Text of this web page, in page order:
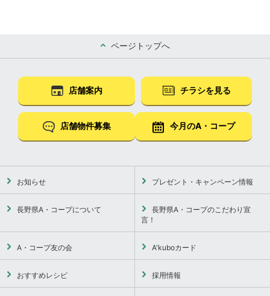
ページトップへ
店舗案内 チラシを見る
店舗物件募集 今月のA・コープ
お知らせ プレゼント・キャンペーン情報
長野県A・コープについて
長野県A・コープのこだわり宣
言！
A・コープ友の会 A'kuboカード
おすすめレシピ 採用情報